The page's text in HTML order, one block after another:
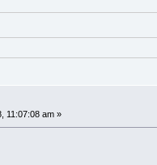
11:07:08 am »